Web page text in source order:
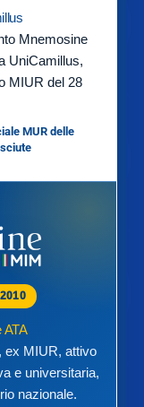
Mnemosine
UniCamillus,
MIUR del 28
MUR delle
ATA
ex MIUR, attivo
e universitaria,
nazionale.